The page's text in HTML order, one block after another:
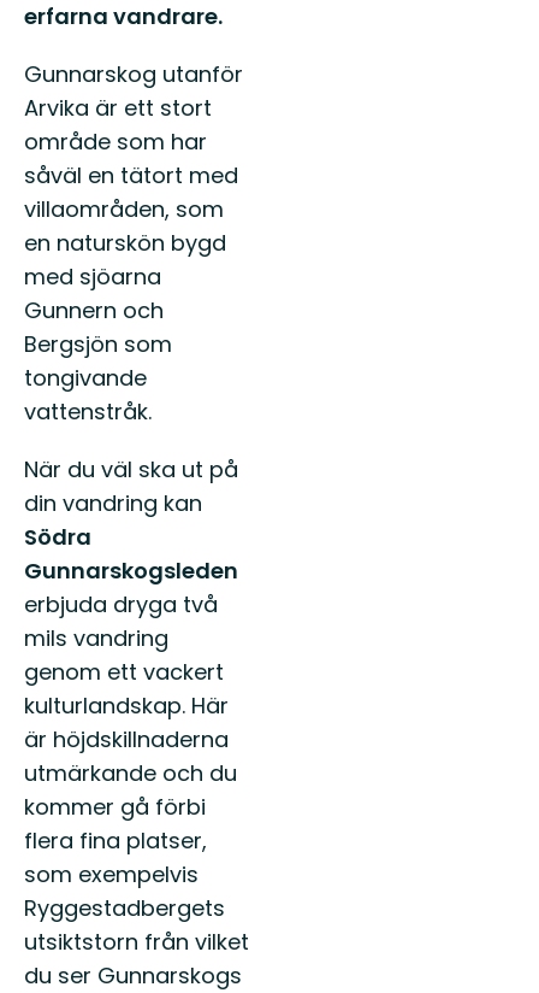
erfarna vandrare.
Gunnarskog utanför
Arvika är ett stort
område som har
såväl en tätort med
villaområden, som
en naturskön bygd
med sjöarna
Gunnern och
Bergsjön som
tongivande
vattenstråk.
När du väl ska ut på
din vandring kan
Södra
Gunnarskogsleden
erbjuda dryga två
mils vandring
genom ett vackert
kulturlandskap. Här
är höjdskillnaderna
utmärkande och du
kommer gå förbi
flera fina platser,
som exempelvis
Ryggestadbergets
utsiktstorn från vilket
du ser Gunnarskogs